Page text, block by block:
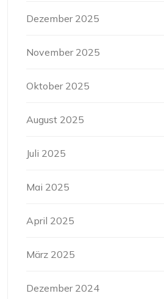
Dezember 2025
November 2025
Oktober 2025
August 2025
Juli 2025
Mai 2025
April 2025
März 2025
Dezember 2024